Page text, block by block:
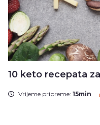
10 keto recepata
Vrijeme pripreme: 15min